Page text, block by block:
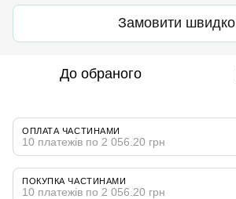
Замовити швидко
До обраного
ОПЛАТА ЧАСТИНАМИ
10 платежів по 2 056.20 грн
ПОКУПКА ЧАСТИНАМИ
10 платежів по 2 056.20 грн